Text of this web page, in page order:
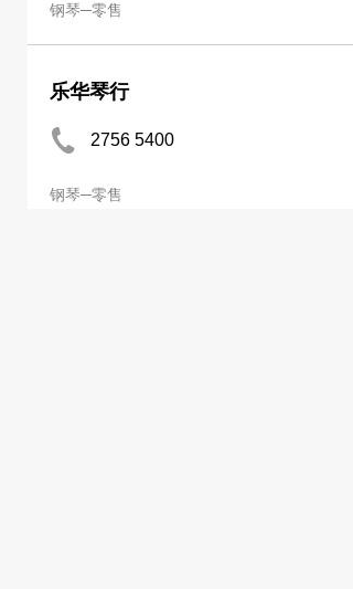
钢琴─零售
乐华琴行
2756 5400
钢琴─零售